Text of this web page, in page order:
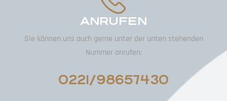
ANRUFEN
Sie können uns auch gerne unter der unten stehenden
Nummer anrufen:
0221/98657430